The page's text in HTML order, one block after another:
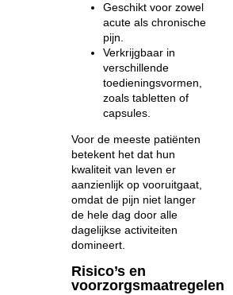
Geschikt voor zowel
acute als chronische
pijn.
Verkrijgbaar in
verschillende
toedieningsvormen,
zoals tabletten of
capsules.
Voor de meeste patiënten
betekent het dat hun
kwaliteit van leven er
aanzienlijk op vooruitgaat,
omdat de pijn niet langer
de hele dag door alle
dagelijkse activiteiten
domineert.
Risico’s en
voorzorgsmaatregelen